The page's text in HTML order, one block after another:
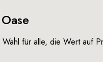
für alle, die Wert auf